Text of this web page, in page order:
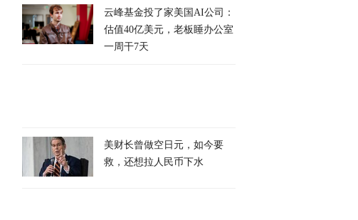
云峰基金投了家美国AI公司：
估值40亿美元，老板睡办公室
一周干7天
美财长曾做空日元，如今要
救，还想拉人民币下水